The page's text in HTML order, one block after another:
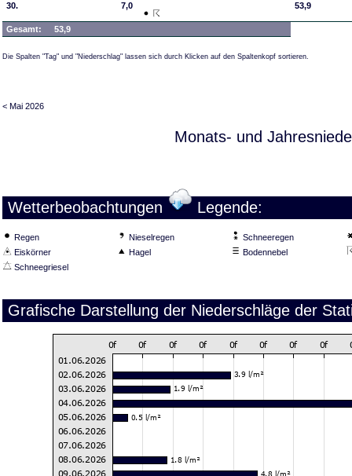
30.
7,0 53,9
Gesamt: 53,9
Die Spalten "Tag" und "Niederschlag" lassen sich durch Klicken auf den Spaltenkopf sortieren.
< Mai 2026
Monats- und
Wetterbeobachtungen Legende:
Regen Nieselregen
Schneeregen
Eiskörner
Hagel
Bodennebel
Schneegriesel
Grafische Darstellung der Niederschläge der